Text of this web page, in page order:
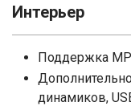
Интерьер
Поддержка
динамиков,